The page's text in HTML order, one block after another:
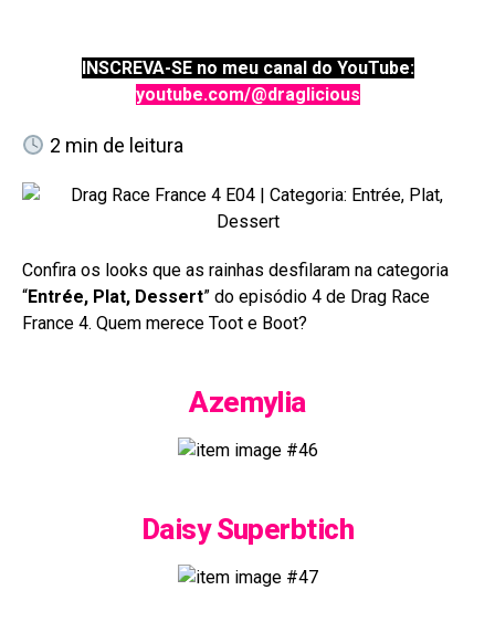
INSCREVA-SE no meu canal do YouTube:
youtube.com/@draglicious
2 min de leitura
Confira os looks que as rainhas desfilaram na categoria
“Entrée, Plat, Dessert” do episódio 4 de Drag Race
France 4. Quem merece Toot e Boot?
Azemylia
Daisy Superbtich